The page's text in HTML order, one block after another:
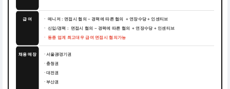
급 여
ㆍ 매니저 : 면접시 협의 ~ 경력에 따른 협의 + 연장수당 + 인센티브
ㆍ 신입/경력 : 면접시 협의 ~ 경력에 따른 협의 + 연장수당 + 인센티브
ㆍ 동종 업계 최고대우 급여 면접시 협의가능
채용 매장 ㆍ서울권/경기권
ㆍ충청권
ㆍ대전권
ㆍ부산권